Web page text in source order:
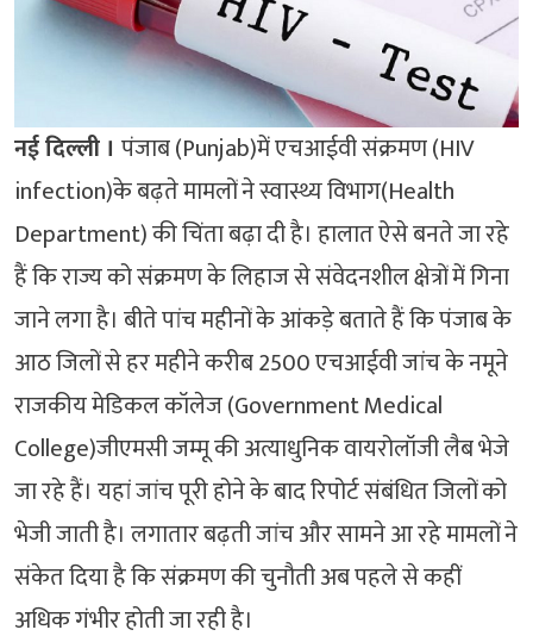
नई दिल्ली । पंजाब (Punjab)में एचआईवी संक्रमण (HIV
infection)के बढ़ते मामलों ने स्वास्थ्य विभाग(Health
Department) की चिंता बढ़ा दी है। हालात ऐसे बनते जा रहे
हैं कि राज्य को संक्रमण के लिहाज से संवेदनशील क्षेत्रों में गिना
जाने लगा है। बीते पांच महीनों के आंकड़े बताते हैं कि पंजाब के
आठ जिलों से हर महीने करीब 2500 एचआईवी जांच के नमूने
राजकीय मेडिकल कॉलेज (Government Medical
College)जीएमसी जम्मू की अत्याधुनिक वायरोलॉजी लैब भेजे
जा रहे हैं। यहां जांच पूरी होने के बाद रिपोर्ट संबंधित जिलों को
भेजी जाती है। लगातार बढ़ती जांच और सामने आ रहे मामलों ने
संकेत दिया है कि संक्रमण की चुनौती अब पहले से कहीं
अधिक गंभीर होती जा रही है।